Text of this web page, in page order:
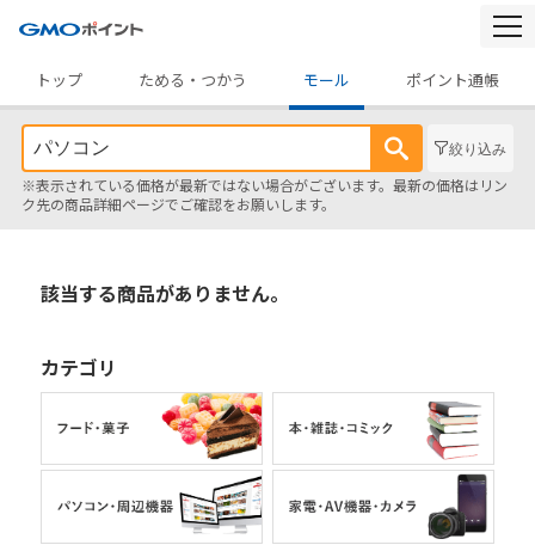
トップ
ためる・つかう モール ポイント通帳
絞り込み
※表示されている価格が最新ではない場合がございます。最新の価格はリン
ク先の商品詳細ページでご確認をお願いします。
該当する商品がありません。
カテゴリ